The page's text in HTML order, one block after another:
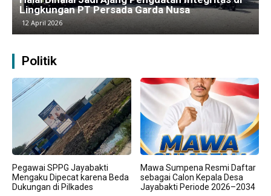
Produksi dan Logistik Beroperasi Penuh”
9 April 2026
Politik
Pegawai SPPG Jayabakti
Mengaku Dipecat karena Beda
Dukungan di Pilkades
Mawa Sumpena Resmi Daftar
sebagai Calon Kepala Desa
Jayabakti Periode 2026–2034